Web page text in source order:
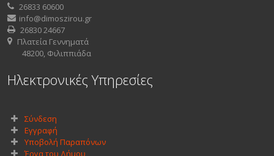
26833 60600
info@dimoszirou.gr
26830 24667
Πλατεία Γεννηματά
48200, Φιλιππιάδα
Ηλεκτρονικές Υπηρεσίες
Σύνδεση
Εγγραφή
Υποβολή Παραπόνων
Έργα του Δήμου